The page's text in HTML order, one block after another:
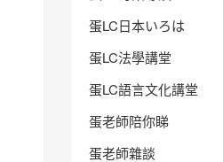
蛋LC日本いろは
蛋LC法學講堂
蛋LC語言文化講堂
蛋老師陪你睇
蛋老師雜談